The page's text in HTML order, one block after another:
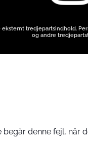
tredjepartsindhold.
og andre
begår denne fejl, når